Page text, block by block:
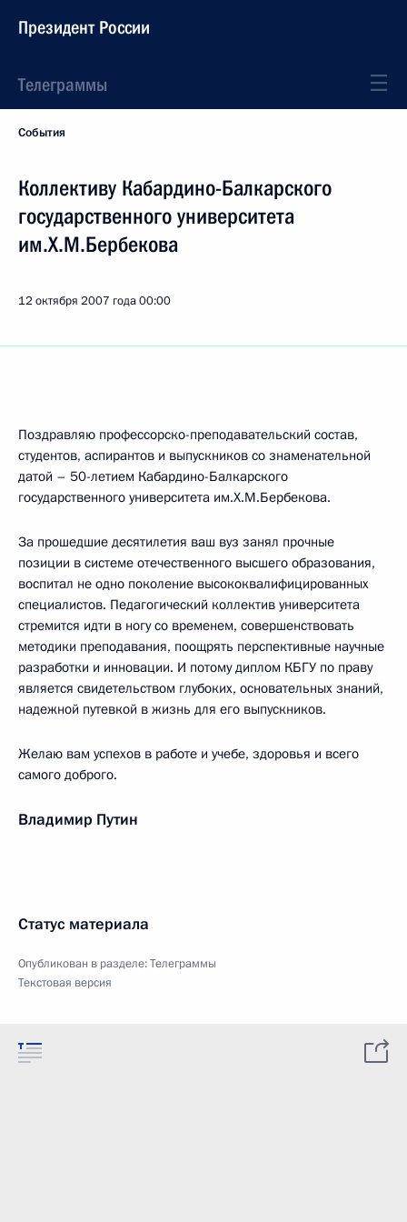
Президент России
Телеграммы
События
Коллективу Кабардино-Балкарского
государственного университета
им.Х.М.Бербекова
12 октября 2007 года00:00
Поздравляю профессорско-преподавательский состав,
студентов, аспирантов и выпускников со знаменательной
датой – 50-летием Кабардино-Балкарского
государственного университета им.Х.М.Бербекова.
За прошедшие десятилетия ваш вуз занял прочные
позиции в системе отечественного высшего образования,
воспитал не одно поколение высококвалифицированных
специалистов. Педагогический коллектив университета
стремится идти в ногу со временем, совершенствовать
методики преподавания, поощрять перспективные научные
разработки и инновации. И потому диплом КБГУ по праву
является свидетельством глубоких, основательных знаний,
надежной путевкой в жизнь для его выпускников.
Желаю вам успехов в работе и учебе, здоровья и всего
самого доброго.
Владимир Путин
Статус материала
Опубликован в разделе:Телеграммы
Текстовая версия